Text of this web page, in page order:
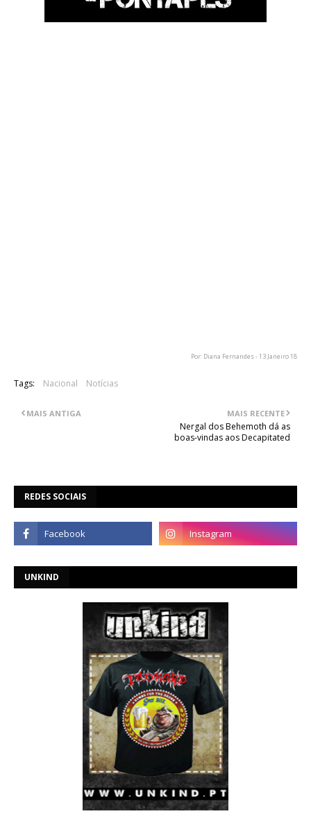
Por: Diana Fernandes - 13 Janeiro 18
Tags: Nacional Notícias
MAIS RECENTE
Nergal dos Behemoth dá as
boas-vindas aos Decapitated
MAIS ANTIGA
REDES SOCIAIS
UNKIND